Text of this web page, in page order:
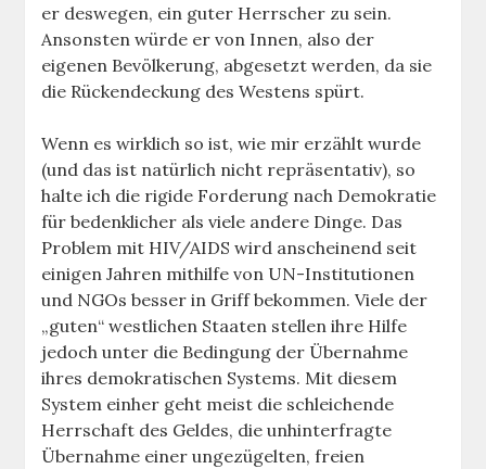
er deswegen, ein guter Herrscher zu sein.
Ansonsten würde er von Innen, also der
eigenen Bevölkerung, abgesetzt werden, da sie
die Rückendeckung des Westens spürt.
Wenn es wirklich so ist, wie mir erzählt wurde
(und das ist natürlich nicht repräsentativ), so
halte ich die rigide Forderung nach Demokratie
für bedenklicher als viele andere Dinge. Das
Problem mit HIV/AIDS wird anscheinend seit
einigen Jahren mithilfe von UN-Institutionen
und NGOs besser in Griff bekommen. Viele der
„guten“ westlichen Staaten stellen ihre Hilfe
jedoch unter die Bedingung der Übernahme
ihres demokratischen Systems. Mit diesem
System einher geht meist die schleichende
Herrschaft des Geldes, die unhinterfragte
Übernahme einer ungezügelten, freien